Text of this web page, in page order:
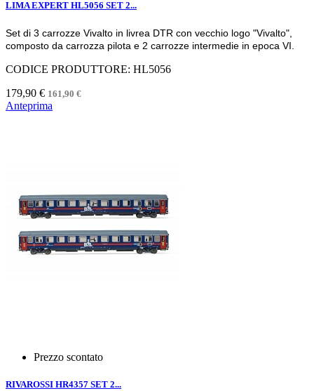
LIMA EXPERT HL5056 SET 2...
Set di 3 carrozze Vivalto in livrea DTR con vecchio logo "Vivalto",
composto da carrozza pilota e 2 carrozze intermedie in epoca VI.
CODICE PRODUTTORE: HL5056
179,90 € 161,90 €
Anteprima
Prezzo scontato
RIVAROSSI HR4357 SET 2...